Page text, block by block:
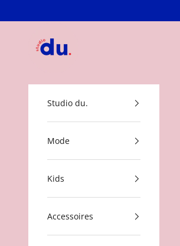
Studio du.
Mode
Kids
Accessoires